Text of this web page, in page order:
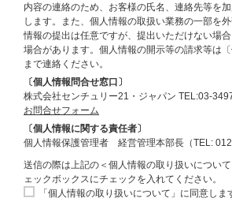
内容の連絡のため、お客様の氏名、連絡先等を
します。また、個人情報の取扱い業務の一部を
情報の提出は任意ですが、提出いただけない場
場合があります。個人情報の開示等の請求等は〔
まで連絡ください。
〔個人情報問合せ窓口〕
株式会社センチュリー21・ジャパン TEL:03-
お問合せフォーム
〔個人情報に関する責任者〕
個人情報保護管理者 経営管理本部長（TEL:
送信の際は上記の＜個人情報の取り扱いについ
ェックボックスにチェックを入れてください。
「個人情報の取り扱いについて」に同意しま